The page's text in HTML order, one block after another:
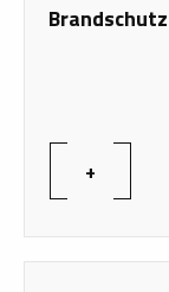
Brandschutz
+